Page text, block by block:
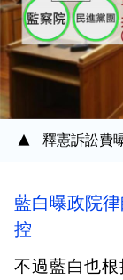
釋憲訴訟費
藍白曝政院
控
不過藍白也